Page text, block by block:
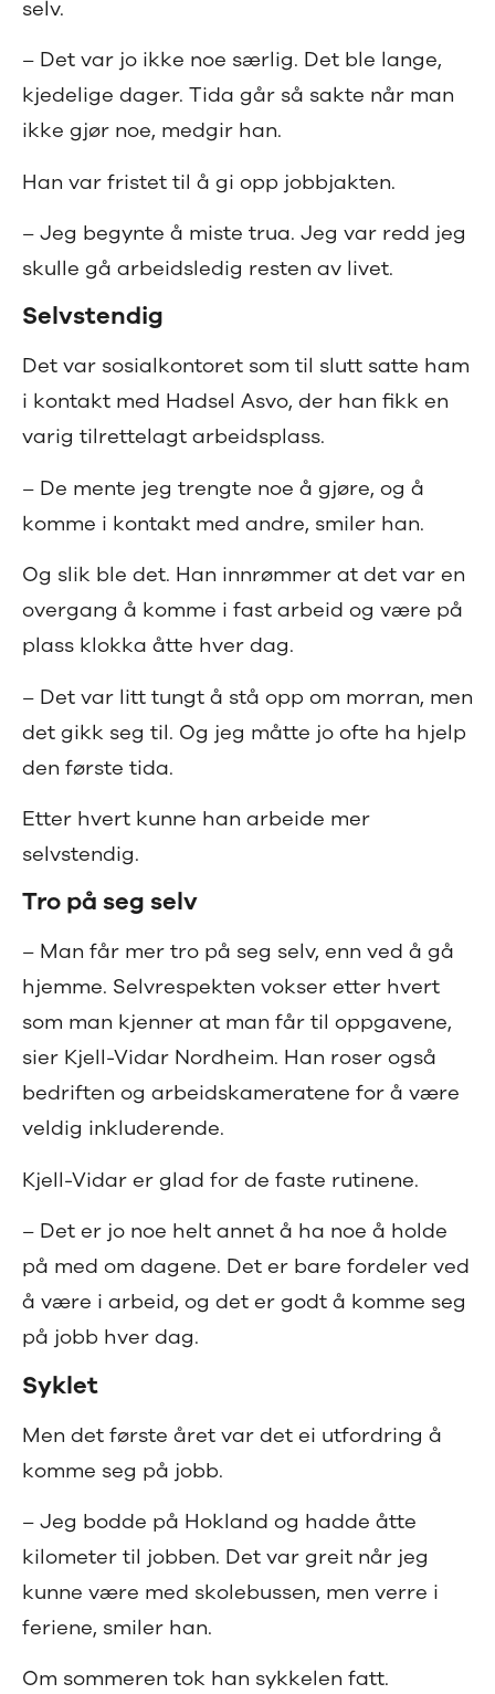
selv.
– Det var jo ikke noe særlig. Det ble lange,
kjedelige dager. Tida går så sakte når man
ikke gjør noe, medgir han.
Han var fristet til å gi opp jobbjakten.
– Jeg begynte å miste trua. Jeg var redd jeg
skulle gå arbeidsledig resten av livet.
Selvstendig
Det var sosialkontoret som til slutt satte ham
i kontakt med Hadsel Asvo, der han fikk en
varig tilrettelagt arbeidsplass.
– De mente jeg trengte noe å gjøre, og å
komme i kontakt med andre, smiler han.
Og slik ble det. Han innrømmer at det var en
overgang å komme i fast arbeid og være på
plass klokka åtte hver dag.
– Det var litt tungt å stå opp om morran, men
det gikk seg til. Og jeg måtte jo ofte ha hjelp
den første tida.
Etter hvert kunne han arbeide mer
selvstendig.
Tro på seg selv
– Man får mer tro på seg selv, enn ved å gå
hjemme. Selvrespekten vokser etter hvert
som man kjenner at man får til oppgavene,
sier Kjell-Vidar Nordheim. Han roser også
bedriften og arbeidskameratene for å være
veldig inkluderende.
Kjell-Vidar er glad for de faste rutinene.
– Det er jo noe helt annet å ha noe å holde
på med om dagene. Det er bare fordeler ved
å være i arbeid, og det er godt å komme seg
på jobb hver dag.
Syklet
Men det første året var det ei utfordring å
komme seg på jobb.
– Jeg bodde på Hokland og hadde åtte
kilometer til jobben. Det var greit når jeg
kunne være med skolebussen, men verre i
feriene, smiler han.
Om sommeren tok han sykkelen fatt.